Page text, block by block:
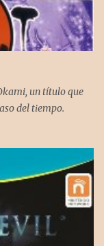
un título que
del tiempo.